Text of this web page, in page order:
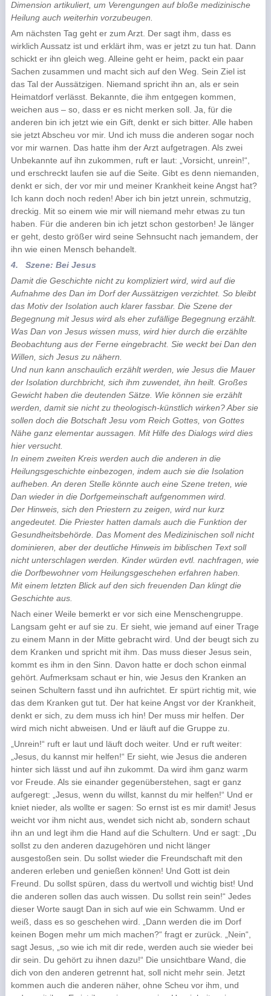
Dimension artikuliert, um Verengungen auf bloße medizinische
Heilung auch weiterhin vorzubeugen.
Am nächsten Tag geht er zum Arzt. Der sagt ihm, dass es
wirklich Aussatz ist und erklärt ihm, was er jetzt zu tun hat. Dann
schickt er ihn gleich weg. Alleine geht er heim, packt ein paar
Sachen zusammen und macht sich auf den Weg. Sein Ziel ist
das Tal der Aussätzigen. Niemand spricht ihn an, als er sein
Heimatdorf verlässt. Bekannte, die ihm entgegen kommen,
weichen aus – so, dass er es nicht merken soll. Ja, für die
anderen bin ich jetzt wie ein Gift, denkt er sich bitter. Alle haben
sie jetzt Abscheu vor mir. Und ich muss die anderen sogar noch
vor mir warnen. Das hatte ihm der Arzt aufgetragen. Als zwei
Unbekannte auf ihn zukommen, ruft er laut: „Vorsicht, unrein!“,
und erschreckt laufen sie auf die Seite. Gibt es denn niemanden,
denkt er sich, der vor mir und meiner Krankheit keine Angst hat?
Ich kann doch noch reden! Aber ich bin jetzt unrein, schmutzig,
dreckig. Mit so einem wie mir will niemand mehr etwas zu tun
haben. Für die anderen bin ich jetzt schon gestorben! Je länger
er geht, desto größer wird seine Sehnsucht nach jemandem, der
ihn wie einen Mensch behandelt.
4.
Szene: Bei Jesus
Damit die Geschichte nicht zu kompliziert wird, wird auf die
Aufnahme des Dan im Dorf der Aussätzigen verzichtet. So bleibt
das Motiv der Isolation auch klarer fassbar. Die Szene der
Begegnung mit Jesus wird als eher zufällige Begegnung erzählt.
Was Dan von Jesus wissen muss, wird hier durch die erzählte
Beobachtung aus der Ferne eingebracht. Sie weckt bei Dan den
Willen, sich Jesus zu nähern.
Und nun kann anschaulich erzählt werden, wie Jesus die Mauer
der Isolation durchbricht, sich ihm zuwendet, ihn heilt. Großes
Gewicht haben die deutenden Sätze. Wie können sie erzählt
werden, damit sie nicht zu theologisch-künstlich wirken? Aber sie
sollen doch die Botschaft Jesu vom Reich Gottes, von Gottes
Nähe ganz elementar aussagen. Mit Hilfe des Dialogs wird dies
hier versucht.
In einem zweiten Kreis werden auch die anderen in die
Heilungsgeschichte einbezogen, indem auch sie die Isolation
aufheben. An deren Stelle könnte auch eine Szene treten, wie
Dan wieder in die Dorfgemeinschaft aufgenommen wird.
Der Hinweis, sich den Priestern zu zeigen, wird nur kurz
angedeutet. Die Priester hatten damals auch die Funktion der
Gesundheitsbehörde. Das Moment des Medizinischen soll nicht
dominieren, aber der deutliche Hinweis im biblischen Text soll
nicht unterschlagen werden. Kinder würden evtl. nachfragen, wie
die Dorfbewohner vom Heilungsgeschehen erfahren haben.
Mit einem letzten Blick auf den sich freuenden Dan klingt die
Geschichte aus.
Nach einer Weile bemerkt er vor sich eine Menschengruppe.
Langsam geht er auf sie zu. Er sieht, wie jemand auf einer Trage
zu einem Mann in der Mitte gebracht wird. Und der beugt sich zu
dem Kranken und spricht mit ihm. Das muss dieser Jesus sein,
kommt es ihm in den Sinn. Davon hatte er doch schon einmal
gehört. Aufmerksam schaut er hin, wie Jesus den Kranken an
seinen Schultern fasst und ihn aufrichtet. Er spürt richtig mit, wie
das dem Kranken gut tut. Der hat keine Angst vor der Krankheit,
denkt er sich, zu dem muss ich hin! Der muss mir helfen. Der
wird mich nicht abweisen. Und er läuft auf die Gruppe zu.
„Unrein!“ ruft er laut und läuft doch weiter. Und er ruft weiter:
„Jesus, du kannst mir helfen!“ Er sieht, wie Jesus die anderen
hinter sich lässt und auf ihn zukommt. Da wird ihm ganz warm
vor Freude. Als sie einander gegenüberstehen, sagt er ganz
aufgeregt: „Jesus, wenn du willst, kannst du mir helfen!“ Und er
kniet nieder, als wollte er sagen: So ernst ist es mir damit! Jesus
weicht vor ihm nicht aus, wendet sich nicht ab, sondern schaut
ihn an und legt ihm die Hand auf die Schultern. Und er sagt: „Du
sollst zu den anderen dazugehören und nicht länger
ausgestoßen sein. Du sollst wieder die Freundschaft mit den
anderen erleben und genießen können! Und Gott ist dein
Freund. Du sollst spüren, dass du wertvoll und wichtig bist! Und
die anderen sollen das auch wissen. Du sollst rein sein!“ Jedes
dieser Worte saugt Dan in sich auf wie ein Schwamm. Und er
weiß, dass es so geschehen wird. „Dann werden die im Dorf
keinen Bogen mehr um mich machen?“ fragt er zurück. „Nein“,
sagt Jesus, „so wie ich mit dir rede, werden auch sie wieder bei
dir sein. Du gehört zu ihnen dazu!“ Die unsichtbare Wand, die
dich von den anderen getrennt hat, soll nicht mehr sein. Jetzt
kommen auch die anderen näher, ohne Scheu vor ihm, und